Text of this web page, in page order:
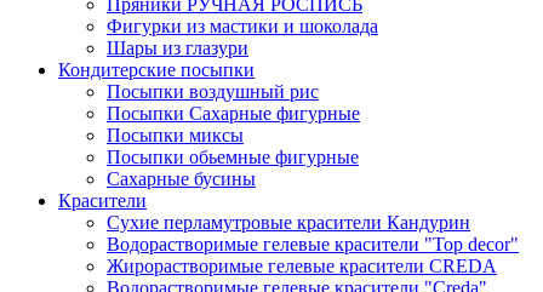
Пряники РУЧНАЯ РОСПИСЬ
Фигурки из мастики и шоколада
Шары из глазури
Кондитерские посыпки
Посыпки воздушный рис
Посыпки Сахарные фигурные
Посыпки миксы
Посыпки обьемные фигурные
Сахарные бусины
Красители
Сухие перламутровые красители Кандурин
Водорастворимые гелевые красители "Top decor"
Жирорастворимые гелевые красители CREDA
Водорастворимые гелевые красители "Creda"